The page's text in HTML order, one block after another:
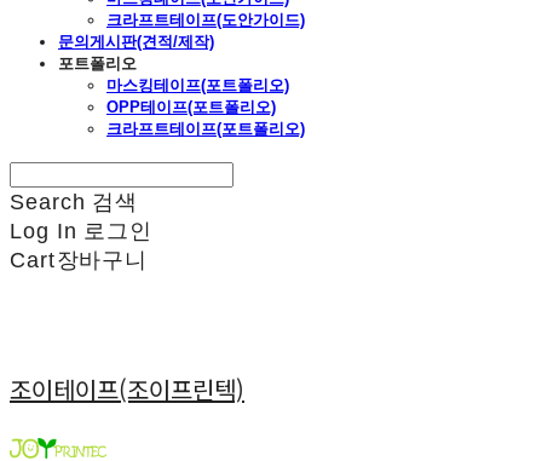
크라프트테이프(도안가이드)
문의게시판(견적/제작)
포트폴리오
마스킹테이프(포트폴리오)
OPP테이프(포트폴리오)
크라프트테이프(포트폴리오)
Search 검색
Log In 로그인
Cart장바구니
조이테이프(조이프린텍)